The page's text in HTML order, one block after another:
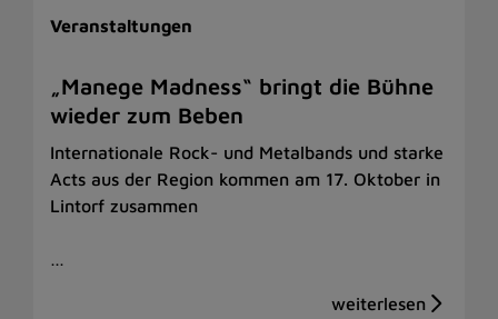
Veranstaltungen
„Manege Madness“ bringt die Bühne
wieder zum Beben
Internationale Rock- und Metalbands und starke
Acts aus der Region kommen am 17. Oktober in
Lintorf zusammen
…